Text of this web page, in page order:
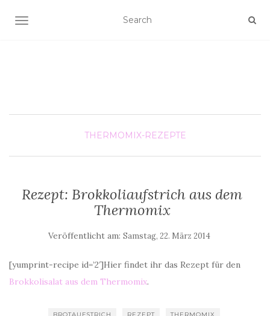
SCHALTE NAVIGATION
THERMOMIX-REZEPTE
Rezept: Brokkoliaufstrich aus dem
Thermomix
Veröffentlicht am: Samstag, 22. März 2014
[yumprint-recipe id=’2′]Hier findet ihr das Rezept für den
Brokkolisalat aus dem Thermomix.